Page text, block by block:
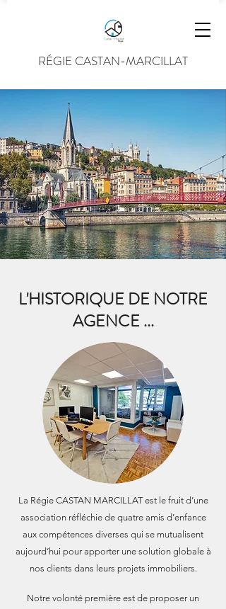
RÉGIE CASTAN-MARCILLAT
L'HISTORIQUE DE NOTRE
AGENCE ...
La Régie CASTAN MARCILLAT est le fruit d’une
association réfléchie de quatre amis d’enfance
aux compétences diverses qui se mutualisent
aujourd’hui pour apporter une solution globale à
nos clients dans leurs projets immobiliers.
Notre volonté première est de proposer un